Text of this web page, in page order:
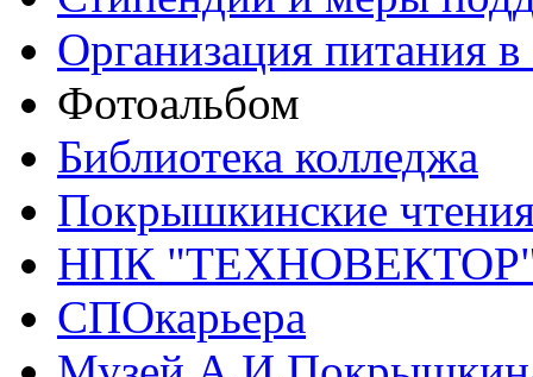
Организация питания в
Фотоальбом
Библиотека колледжа
Покрышкинские
НПК
СПОкарьера